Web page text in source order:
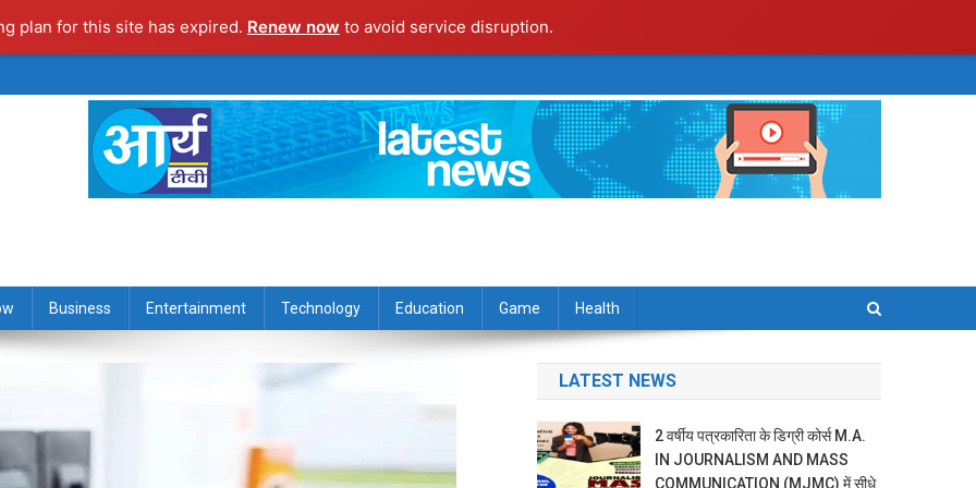
plan for this site has expired. Renew now to avoid service disruption.
Business Entertainment Technology Education Game Health
LATEST NEWS
2 वर्षीय पत्रकारिता के डिग्री कोर्स M.A.
IN JOURNALISM AND MASS
COMMUNICATION (MJMC) में सीधे